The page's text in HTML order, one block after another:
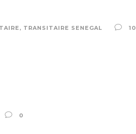
, TRANSITAIRE SENEGAL 10
0